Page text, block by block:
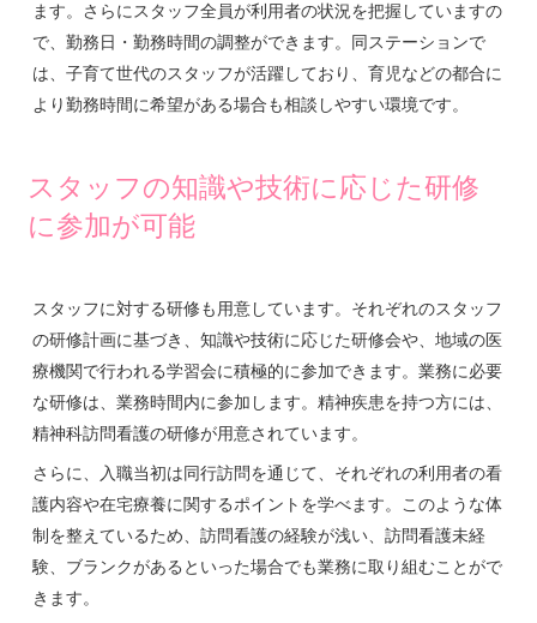
ます。さらにスタッフ全員が利用者の状況を把握していますの
で、勤務日・勤務時間の調整ができます。同ステーションで
は、子育て世代のスタッフが活躍しており、育児などの都合に
より勤務時間に希望がある場合も相談しやすい環境です。
スタッフの知識や技術に応じた研修
に参加が可能
スタッフに対する研修も用意しています。それぞれのスタッフ
の研修計画に基づき、知識や技術に応じた研修会や、地域の医
療機関で行われる学習会に積極的に参加できます。業務に必要
な研修は、業務時間内に参加します。精神疾患を持つ方には、
精神科訪問看護の研修が用意されています。
さらに、入職当初は同行訪問を通じて、それぞれの利用者の看
護内容や在宅療養に関するポイントを学べます。このような体
制を整えているため、訪問看護の経験が浅い、訪問看護未経
験、ブランクがあるといった場合でも業務に取り組むことがで
きます。